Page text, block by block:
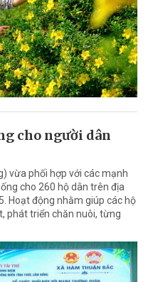
cho người dân
vừa phối hợp với các mạnh
cho 260 hộ dân trên địa
Hoạt động nhằm giúp các hộ
phát triển chăn nuôi, từng